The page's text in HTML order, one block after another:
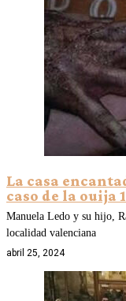
La casa
caso de la ouija
Manuela Ledo y su hijo,
localidad valenciana
abril 25, 2024